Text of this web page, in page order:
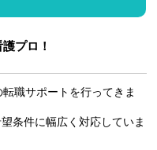
プロ！
職サポートを行ってきま
条件に幅広く対応していま